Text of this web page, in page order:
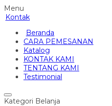
Menu
Kontak
Beranda
CARA PEMESANAN
Katalog
KONTAK KAMI
TENTANG KAMI
Testimonial
Kategori Belanja